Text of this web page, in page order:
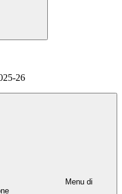
26
Menu di